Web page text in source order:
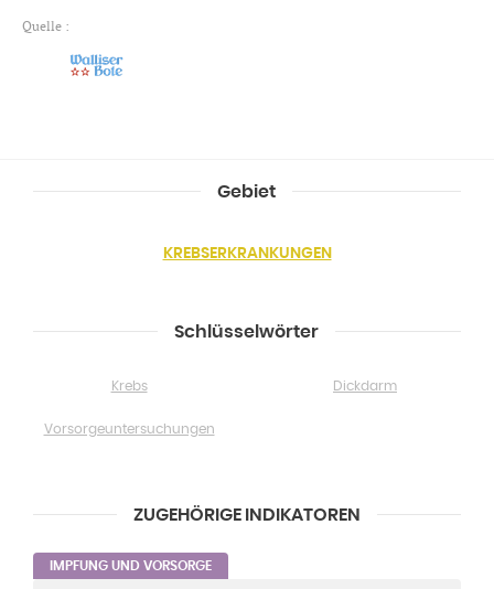
Quelle :
Gebiet
KREBSERKRANKUNGEN
Schlüsselwörter
Krebs Dickdarm
Vorsorgeuntersuchungen
ZUGEHÖRIGE INDIKATOREN
IMPFUNG UND VORSORGE